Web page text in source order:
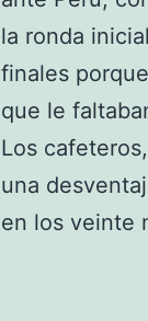
la ronda
finales
que le
Los
una
en los veinte